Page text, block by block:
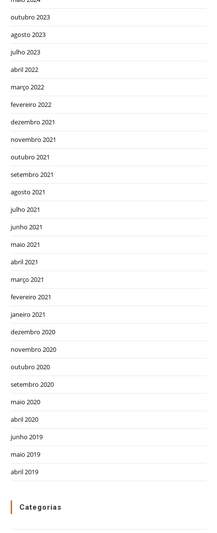
outubro 2023
agosto 2023
julho 2023
abril 2022
março 2022
fevereiro 2022
dezembro 2021
novembro 2021
outubro 2021
setembro 2021
agosto 2021
julho 2021
junho 2021
maio 2021
abril 2021
março 2021
fevereiro 2021
janeiro 2021
dezembro 2020
novembro 2020
outubro 2020
setembro 2020
maio 2020
abril 2020
junho 2019
maio 2019
abril 2019
Categorias